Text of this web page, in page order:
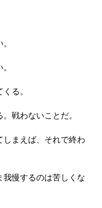
る。
戦わないことだ。
しまえば、それで終わ
我慢するのは苦しくな